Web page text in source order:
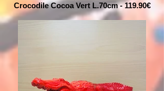
Crocodile Cocoa Vert L.70cm - 119.90€